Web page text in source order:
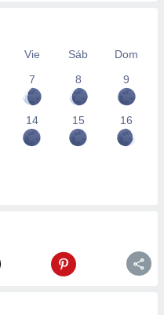
Vie Sáb
Dom
7
8 9
14 15 16